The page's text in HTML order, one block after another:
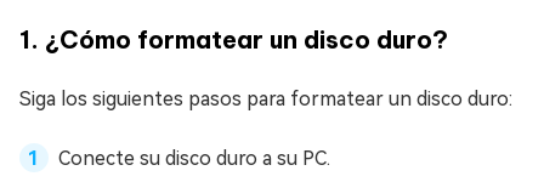
1. ¿Cómo formatear un disco duro?
Siga los siguientes pasos para formatear un disco duro:
Conecte su disco duro a su PC.